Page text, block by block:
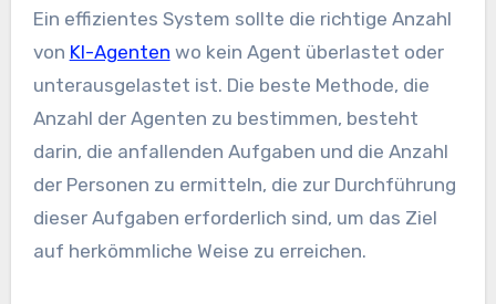
Ein effizientes System sollte die richtige Anzahl
von KI-Agenten wo kein Agent überlastet oder
unterausgelastet ist. Die beste Methode, die
Anzahl der Agenten zu bestimmen, besteht
darin, die anfallenden Aufgaben und die Anzahl
der Personen zu ermitteln, die zur Durchführung
dieser Aufgaben erforderlich sind, um das Ziel
auf herkömmliche Weise zu erreichen.